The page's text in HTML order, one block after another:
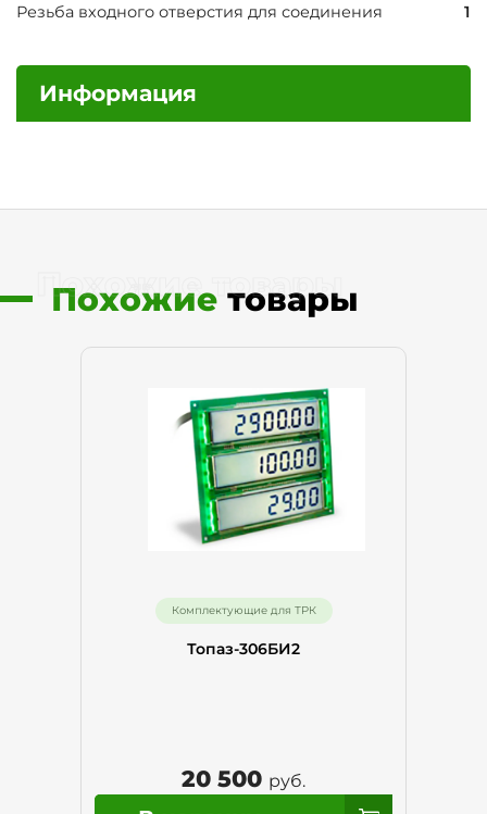
Резьба входного отверстия для соединения
1
Информация
Похожие товары
Похожие товары
Комплектующие для ТРК
Топаз-306БИ2
20 500 руб.